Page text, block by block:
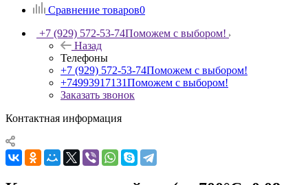
Сравнение товаров0
+7 (929) 572-53-74Поможем с выбором!
Назад
Телефоны
+7 (929) 572-53-74Поможем с выбором!
+74993917131Поможем с выбором!
Заказать звонок
Контактная информация